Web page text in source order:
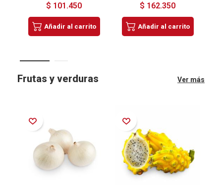
$ 101.450
Añadir al carrito
$ 162.350
Añadir al carrito
Frutas y verduras Ver más